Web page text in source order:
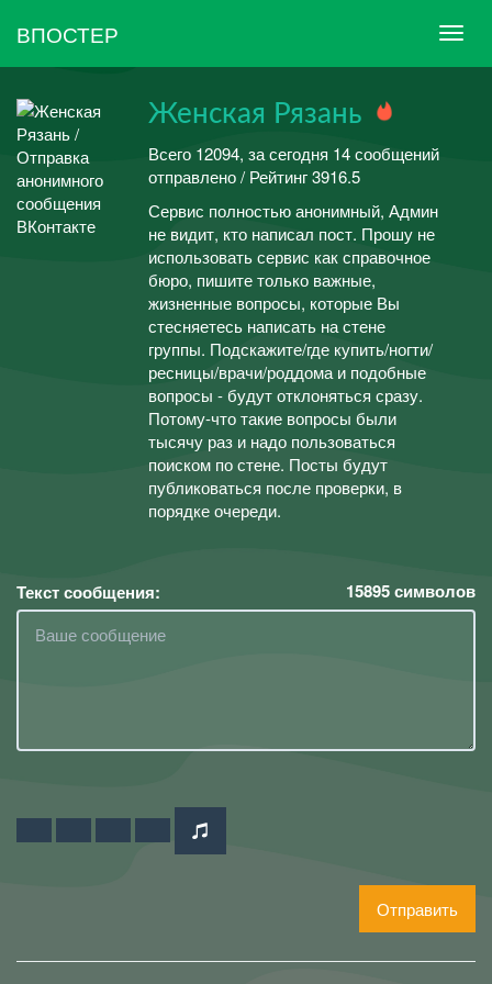
ВПОСТЕР
Женская Рязань
Всего 12094, за сегодня 14 сообщений
отправлено / Рейтинг 3916.5
Сервис полностью анонимный, Админ
не видит, кто написал пост. Прошу не
использовать сервис как справочное
бюро, пишите только важные,
жизненные вопросы, которые Вы
стесняетесь написать на стене
группы. Подскажите/где купить/ногти/
ресницы/врачи/роддома и подобные
вопросы - будут отклоняться сразу.
Потому-что такие вопросы были
тысячу раз и надо пользоваться
поиском по стене. Посты будут
публиковаться после проверки, в
порядке очереди.
Текст сообщения: 15895символов
Отправить